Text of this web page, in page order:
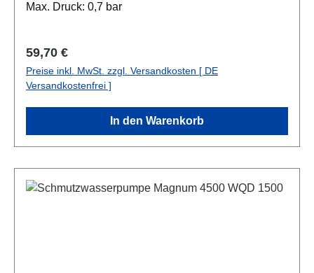
Max. Druck: 0,7 bar
Regulärer Preis:
59,70 €
Preise inkl. MwSt. zzgl. Versandkosten [ DE
Versandkostenfrei ]
In den Warenkorb